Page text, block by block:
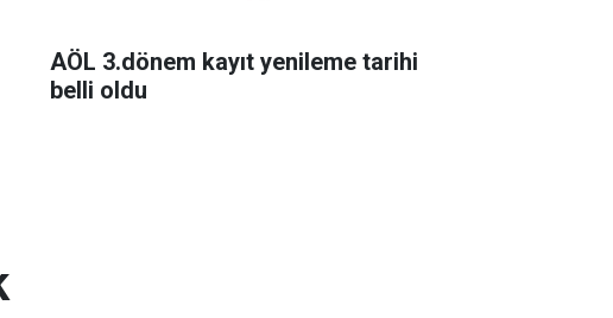
AÖL 3.dönem kayıt yenileme tarihi
belli oldu